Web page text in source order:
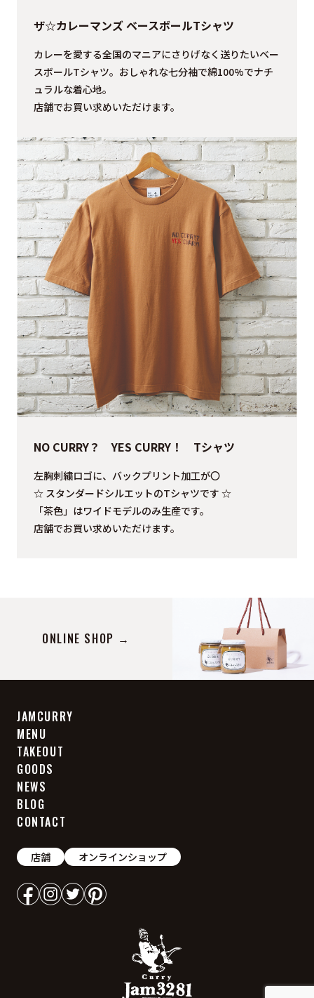
ザ☆カレーマンズ ベースボールTシャツ
カレーを愛する全国のマニアにさりげなく送りたいベー
スボールTシャツ。おしゃれな七分袖で綿100%でナチ
ュラルな着心地。
店舗でお買い求めいただけます。
NO CURRY？ YES CURRY！ Tシャツ
左胸刺繍ロゴに、バックプリント加工が〇
☆ スタンダードシルエットのTシャツです ☆
「茶色」はワイドモデルのみ生産です。
店舗でお買い求めいただけます。
ONLINE SHOP →
JAMCURRY
MENU
TAKEOUT
GOODS
NEWS
BLOG
CONTACT
店舗 オンラインショップ